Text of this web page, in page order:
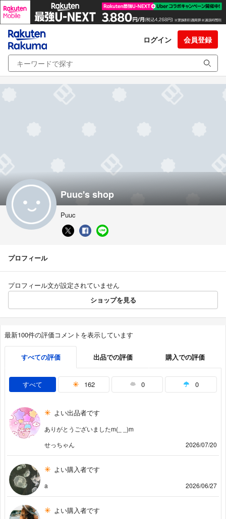
ログイン 会員登録
Puuc's shop
Puuc
プロフィール
プロフィール文が設定されていません
ショップを見る
最新100件の評価コメントを表示しています
すべての評価 出品での評価 購入での評価
すべて 162 0 0
よい出品者です
ありがとうございましたm(_ _)m
せっちゃん
2026/07/20
よい購入者です
a 2026/06/27
よい購入者です